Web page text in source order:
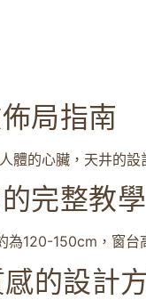
局指南
體的心臟，天井的
完整教學
為120-150cm，窗
的設計